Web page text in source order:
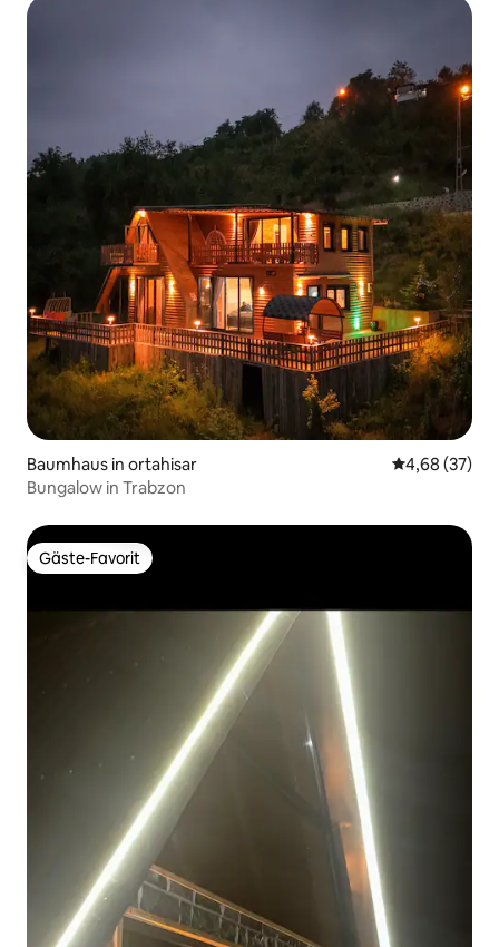
Baumhaus in ortahisar
4,68 (37)
Bungalow in Trabzon
Gäste-Favorit
Gäste-Favorit